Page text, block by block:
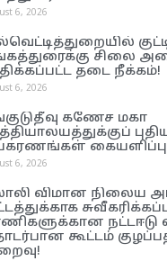
6, 2026
சிலை
தடை நீக்கம்!
6, 2026
கணேச மகா
கையளிப்பு
6, 2026
விமான நிலைய
நட்டஈடு
கூட்டம்